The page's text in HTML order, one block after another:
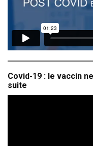
Covid-19 : le vaccin
suite